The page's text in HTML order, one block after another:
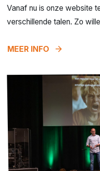
Vanaf nu is onze website
verschillende talen. Zo
MEER INFO arrow_forward